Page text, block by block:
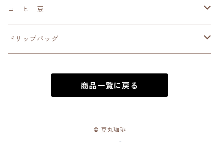
コーヒー豆
深煎り（French Roast）
中煎り（City Roast）
ドリップバッグ
中深煎り（Full City Roast）
商品一覧に戻る
© 豆丸珈琲